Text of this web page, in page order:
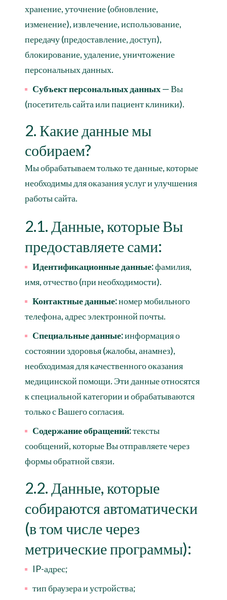
хранение, уточнение (обновление,
изменение), извлечение, использование,
передачу (предоставление, доступ),
блокирование, удаление, уничтожение
персональных данных.
Субъект персональных данных— Вы
(посетитель сайта или пациент клиники).
2. Какие данные мы
собираем?
Мы обрабатываем только те данные, которые
необходимы для оказания услуг и улучшения
работы сайта.
2.1. Данные, которые Вы
предоставляете сами:
Идентификационные данные:фамилия,
имя, отчество (при необходимости).
Контактные данные:номер мобильного
телефона, адрес электронной почты.
Специальные данные:информация о
состоянии здоровья (жалобы, анамнез),
необходимая для качественного оказания
медицинской помощи. Эти данные относятся
к специальной категории и обрабатываются
только с Вашего согласия.
Содержание обращений:тексты
сообщений, которые Вы отправляете через
формы обратной связи.
2.2. Данные, которые
собираются автоматически
(в том числе через
метрические программы):
IP-адрес;
тип браузера и устройства;